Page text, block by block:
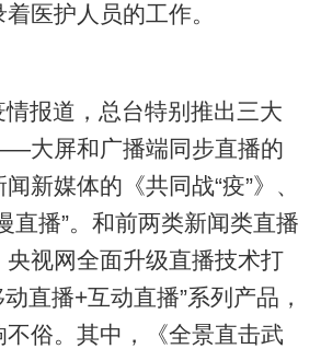
医护人员的工作。
情报道，总台特别推出三大
大屏和广播端同步直播的
闻新媒体的《共同战“疫”》、
直播”。和前两类新闻类直播
央视网全面升级直播技术打
直播+互动直播”系列产品，
不俗。其中，《全景直击武